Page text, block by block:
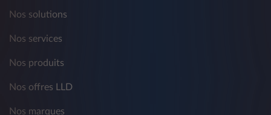
Nos solutions
Nos services
Nos produits
Nos offres LLD
Nos marques